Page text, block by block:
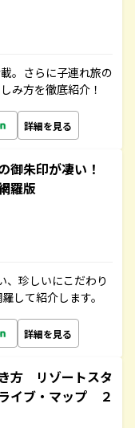
。さらに子連れ旅の
み方を徹底紹介！
詳細を見る
御朱印が凄い！
羅版
、珍しいにこだわり
して紹介します。
詳細を見る
方 リゾートスタ
ブ・マップ ２